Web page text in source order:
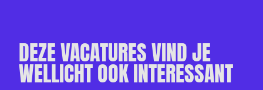
DEZE VACATURES VIND JE
WELLICHT OOK INTERESSANT